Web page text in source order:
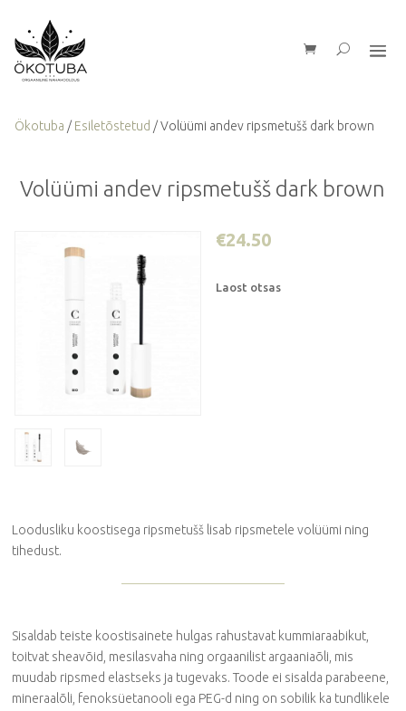
Ökotuba / Esiletõstetud / Volüümi andev ripsmetušš dark brown
Volüümi andev ripsmetušš dark brown
€24.50
Laost otsas
Loodusliku koostisega ripsmetušš lisab ripsmetele volüümi ning
tihedust.
Sisaldab teiste koostisainete hulgas rahustavat kummiaraabikut,
toitvat sheavõid, mesilasvaha ning orgaanilist argaaniaõli, mis
muudab ripsmed elastseks ja tugevaks. Toode ei sisalda parabeene,
mineraalõli, fenoksüetanooli ega PEG-d ning on sobilik ka tundlikele